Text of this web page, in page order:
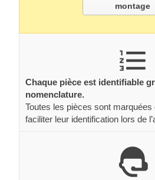
montage
Chaque pièce est identifiable
nomenclature.
Toutes les pièces sont marquées
faciliter leur identification lors de